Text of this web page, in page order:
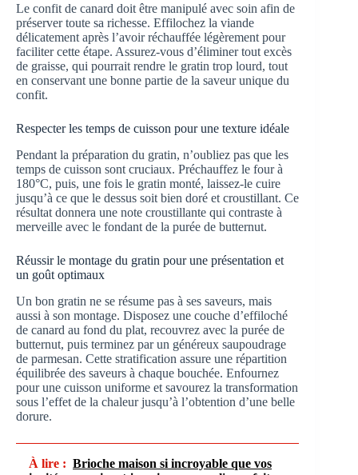
Le confit de canard doit être manipulé avec soin afin de
préserver toute sa richesse. Effilochez la viande
délicatement après l’avoir réchauffée légèrement pour
faciliter cette étape. Assurez-vous d’éliminer tout excès
de graisse, qui pourrait rendre le gratin trop lourd, tout
en conservant une bonne partie de la saveur unique du
confit.
Respecter les temps de cuisson pour une texture idéale
Pendant la préparation du gratin, n’oubliez pas que les
temps de cuisson sont cruciaux. Préchauffez le four à
180°C, puis, une fois le gratin monté, laissez-le cuire
jusqu’à ce que le dessus soit bien doré et croustillant. Ce
résultat donnera une note croustillante qui contraste à
merveille avec le fondant de la purée de butternut.
Réussir le montage du gratin pour une présentation et
un goût optimaux
Un bon gratin ne se résume pas à ses saveurs, mais
aussi à son montage. Disposez une couche d’effiloché
de canard au fond du plat, recouvrez avec la purée de
butternut, puis terminez par un généreux saupoudrage
de parmesan. Cette stratification assure une répartition
équilibrée des saveurs à chaque bouchée. Enfournez
pour une cuisson uniforme et savourez la transformation
sous l’effet de la chaleur jusqu’à l’obtention d’une belle
dorure.
À lire : Brioche maison si incroyable que vos